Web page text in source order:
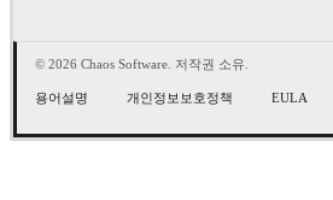
© 2026 Chaos Software. 저작권 소유.
용어설명 개인정보보호정책 EULA